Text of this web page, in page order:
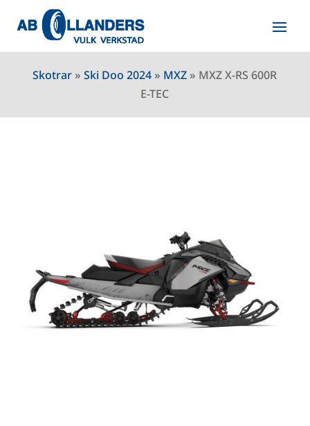
Skotrar »Ski Doo 2024 » MXZ » MXZ X-RS 600R
E-TEC